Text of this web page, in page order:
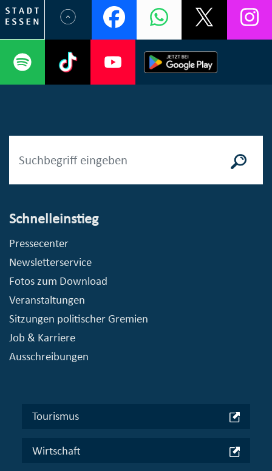
Schnelleinstieg
Pressecenter
Newsletterservice
Fotos zum Download
Veranstaltungen
Sitzungen politischer Gremien
Job & Karriere
Ausschreibungen
Tourismus
Wirtschaft